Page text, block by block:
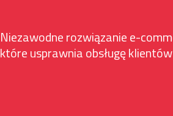
Niezawodne rozwiązanie e-
które usprawnia obsługę